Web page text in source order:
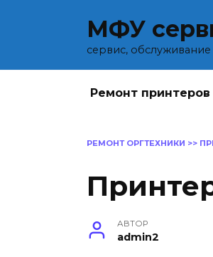
МФУ
сервис,
Ремонт принтеров
РЕМОНТ ОРГТЕХНИКИ >>
АВТОР
admin2